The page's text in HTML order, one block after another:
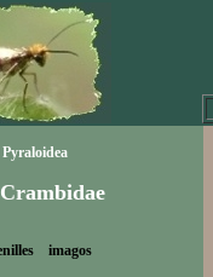
Crambidae
imagos